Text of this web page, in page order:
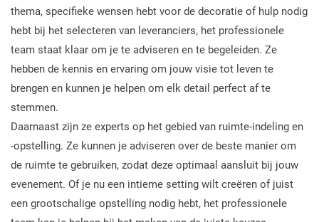
thema, specifieke wensen hebt voor de decoratie of hulp nodig
hebt bij het selecteren van leveranciers, het professionele
team staat klaar om je te adviseren en te begeleiden. Ze
hebben de kennis en ervaring om jouw visie tot leven te
brengen en kunnen je helpen om elk detail perfect af te
stemmen.
Daarnaast zijn ze experts op het gebied van ruimte-indeling en
-opstelling. Ze kunnen je adviseren over de beste manier om
de ruimte te gebruiken, zodat deze optimaal aansluit bij jouw
evenement. Of je nu een intieme setting wilt creëren of juist
een grootschalige opstelling nodig hebt, het professionele